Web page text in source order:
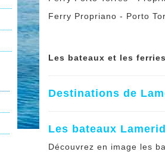
Ferry Propriano - Porto
Les bateaux et les ferries
Destinations de
Les bateaux
Découvrez en image les